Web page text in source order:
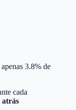
3.8% de
cada
atrás